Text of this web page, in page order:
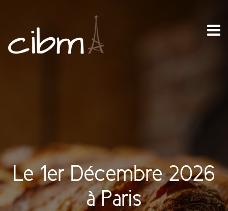
Le 1er Décembre 2026
à Paris